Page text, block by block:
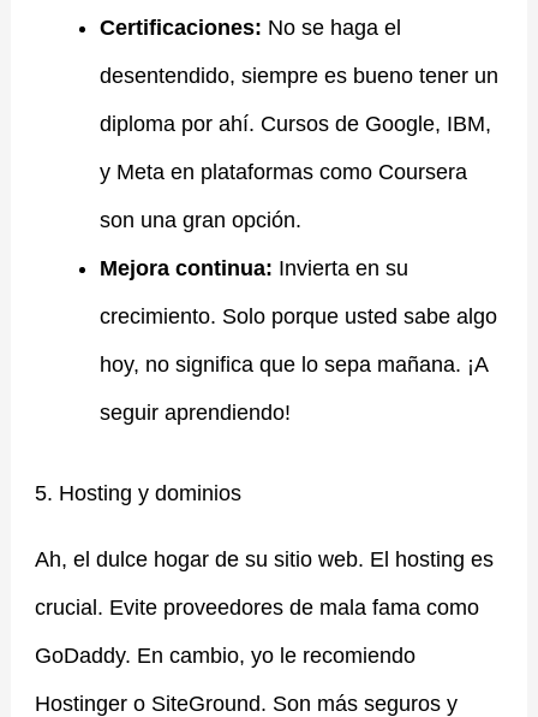
Certificaciones: No se haga el
desentendido, siempre es bueno tener un
diploma por ahí. Cursos de Google, IBM,
y Meta en plataformas como Coursera
son una gran opción.
Mejora continua: Invierta en su
crecimiento. Solo porque usted sabe algo
hoy, no significa que lo sepa mañana. ¡A
seguir aprendiendo!
5. Hosting y dominios
Ah, el dulce hogar de su sitio web. El hosting es
crucial. Evite proveedores de mala fama como
GoDaddy. En cambio, yo le recomiendo
Hostinger o SiteGround. Son más seguros y